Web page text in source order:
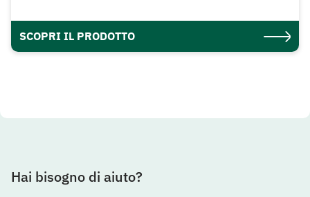
SCOPRI IL PRODOTTO
Hai bisogno di aiuto?